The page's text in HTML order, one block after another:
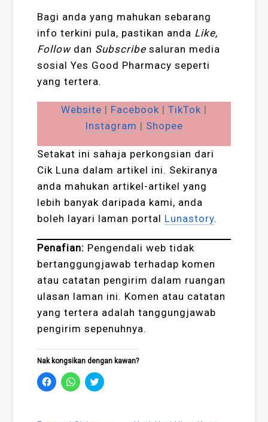
Bagi anda yang mahukan sebarang
info terkini pula, pastikan anda Like,
Followdan Subscribe saluran media
sosial Yes Good Pharmacy seperti
yang tertera.
Website | Facebook | TikTok |
Instagram | Shopee
Setakat ini sahaja perkongsian dari
Cik Luna dalam artikel ini. Sekiranya
anda mahukan artikel-artikel yang
lebih banyak daripada kami, anda
boleh layari laman portal Lunastory.
Penafian: Pengendali web tidak
bertanggungjawab terhadap komen
atau catatan pengirim dalam ruangan
ulasan laman ini. Komen atau catatan
yang tertera adalah tanggungjawab
pengirim sepenuhnya.
Nak kongsikan dengan kawan?
Click
to
Click
to
Click
to